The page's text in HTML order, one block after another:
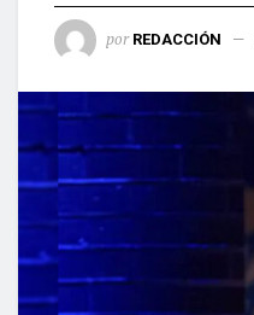
por REDACCIÓN